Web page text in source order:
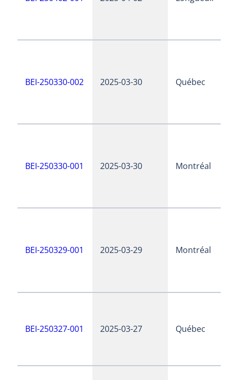
BEI-250330-002 2025-03-30 Québec
BEI-250330-001 2025-03-30 Montréal
BEI-250329-001 2025-03-29 Montréal
BEI-250327-001 2025-03-27 Québec